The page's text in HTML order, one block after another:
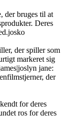
der bruges til at
Deres
der spiller som
markeret sig
jane:
der
for deres
ros for deres